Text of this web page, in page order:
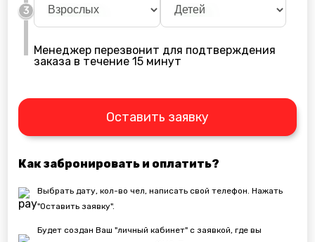
3
Менеджер перезвонит для подтверждения
заказа в течение 15 минут
Оставить заявку
Как забронировать и оплатить?
Выбрать дату, кол-во чел, написать свой телефон. Нажать
"Оставить заявку".
Будет создан Ваш "личный кабинет" с заявкой, где вы